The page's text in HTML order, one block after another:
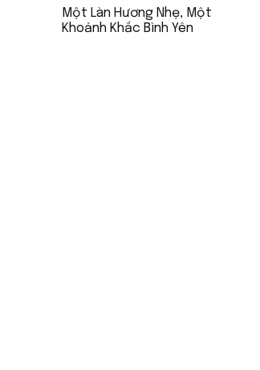
Một Làn Hương Nhẹ, Một
Khoảnh Khắc Bình Yên